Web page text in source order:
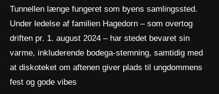
Tunnellen længe fungeret som byens samlingssted.
Under ledelse af familien Hagedorn – som overtog
driften pr. 1. august 2024 – har stedet bevaret sin
varme, inkluderende bodega-stemning, samtidig med
at diskoteket om aftenen giver plads til ungdommens
fest og gode vibes